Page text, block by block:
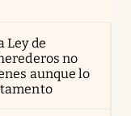
Ley de
no
aunque lo